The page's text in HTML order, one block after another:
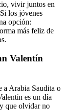
vivir juntos en
los jóvenes
opción:
más feliz de
Valentín
a Arabia Saudita o
es un día
que olvidar no